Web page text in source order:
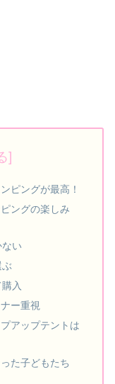
ピングが最高！
ングの楽しみ
い
ぶ
入
ー重視
アップテントは
た子どもたち